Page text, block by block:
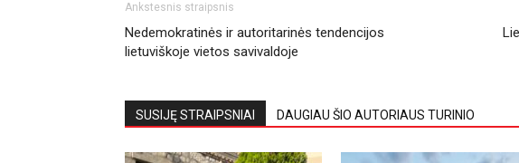
Ankstesnis straipsnis
Nedemokratinės ir autoritarinės tendencijos
lietuviškoje vietos savivaldoje
SUSIJĘ STRAIPSNIAI DAUGIAU ŠIO AUTORIAUS TURINIO